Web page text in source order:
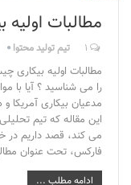
مطالبات اولیه
تیم تولید محتوا
مطالبات اولیه
را می شناسید ؟ آیا با
مدعیان بیکاری
این مقاله که تیم
می کند، قصد داریم
فارکس، تحت عنوان
ادامه مطلب ...